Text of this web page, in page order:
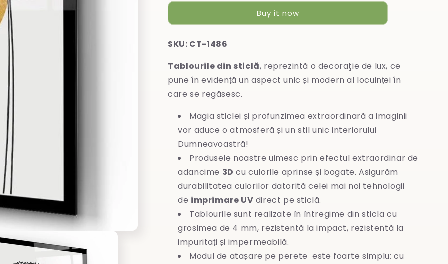
Buy it now
SKU: CT-1486
Tablourile din sticlă, reprezintă o decoraţie de lux, ce
pune în evidență un aspect unic și modern al locuinței în
care se regăsesc.
Magia sticlei și profunzimea extraordinară a imaginii
vor aduce o atmosferă și un stil unic interiorului
Dumneavoastră!
Produsele noastre uimesc prin efectul extraordinar de
adancime 3D cu culorile aprinse și bogate. Asigurăm
durabilitatea culorilor datorită celei mai noi tehnologii
de imprimare UV direct pe sticlă.
Tablourile sunt realizate în întregime din sticla cu
grosimea de 4 mm, rezistentă la impact, rezistentă la
impuritați și impermeabilă.
Modul de atașare pe perete este foarte simplu: cu